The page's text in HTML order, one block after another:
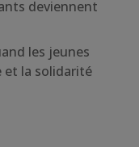
deviennent
les jeunes
et la solidarité